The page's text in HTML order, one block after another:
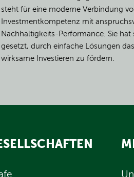
steht für eine moderne Verbindung
Investmentkompetenz mit
Nachhaltigkeits-Performance. Sie hat
gesetzt, durch einfache Lösungen
wirksame Investieren zu fördern.